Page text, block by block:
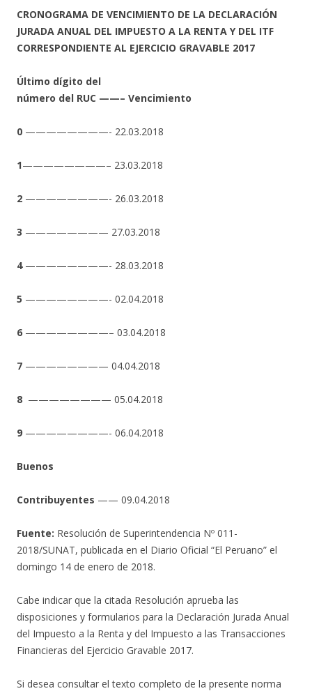
CRONOGRAMA DE VENCIMIENTO DE LA DECLARACIÓN
JURADA ANUAL DEL IMPUESTO A LA RENTA Y DEL ITF
CORRESPONDIENTE AL EJERCICIO GRAVABLE 2017
Último dígito del
número del RUC ——– Vencimiento
0 ————————- 22.03.2018
1————————– 23.03.2018
2 ————————- 26.03.2018
3 ———————— 27.03.2018
4————————- 28.03.2018
5 ————————- 02.04.2018
6 ————————– 03.04.2018
7 ———————— 04.04.2018
8 ———————— 05.04.2018
9 ————————- 06.04.2018
Buenos
Contribuyentes —— 09.04.2018
Fuente: Resolución de Superintendencia Nº 011-
2018/SUNAT, publicada en el Diario Oficial “El Peruano” el
domingo 14 de enero de 2018.
Cabe indicar que la citada Resolución aprueba las
disposiciones y formularios para la Declaración Jurada Anual
del Impuesto a la Renta y del Impuesto a las Transacciones
Financieras del Ejercicio Gravable 2017.
Si desea consultar el texto completo de la presente norma